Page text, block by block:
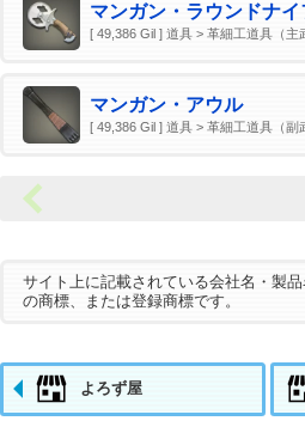
マンガン・ラウンドナイ
[ 49,386 Gil ] 道具 > 革細工道具（主
マンガン・アウル
[ 49,386 Gil ] 道具 > 革細工道具（副
サイト上に記載されている会社名・製
の商標、または登録商標です。
よろず屋